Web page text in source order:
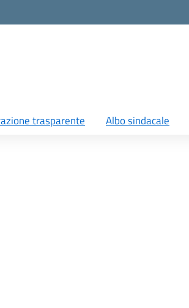
trasparente Albo sindacale